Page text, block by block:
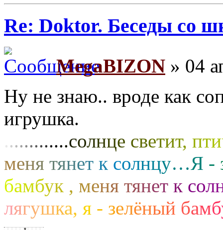
Re: Doktor. Беседы со
MegaBIZON » 04
Ну не знаю.. вроде как
игрушка.
............солнце светит, пти
меня тянет к солнцу…Я -
бамбук , меня тянет к сол
лягушка, я - зелёный бамб